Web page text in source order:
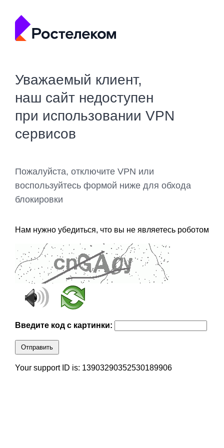
Уважаемый клиент,
наш сайт недоступен
при использовании VPN
сервисов
Пожалуйста, отключите VPN или
воспользуйтесь формой ниже для обхода
блокировки
Нам нужно убедиться, что вы не являетесь роботом
Введите код с картинки:
Отправить
Your support ID is: 13903290352530189906